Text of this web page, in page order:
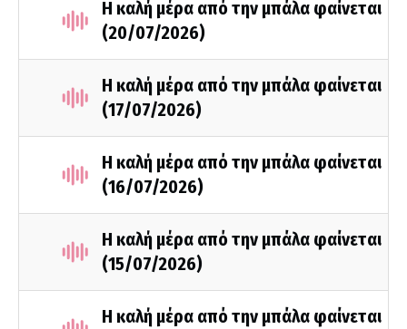
Η καλή μέρα από την μπάλα φαίνεται
(20/07/2026)
Η καλή μέρα από την μπάλα φαίνεται
(17/07/2026)
Η καλή μέρα από την μπάλα φαίνεται
(16/07/2026)
Η καλή μέρα από την μπάλα φαίνεται
(15/07/2026)
Η καλή μέρα από την μπάλα φαίνεται